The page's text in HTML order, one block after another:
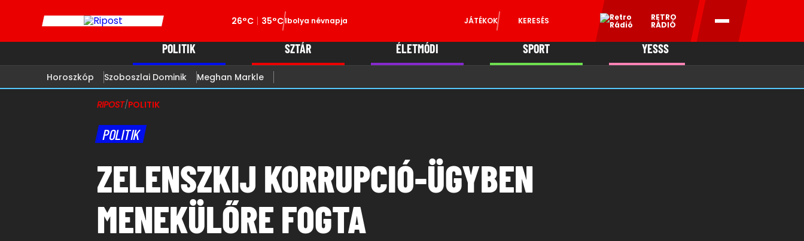
26°C 35°CIbolya névnapja JÁTÉKOK KERESÉS RETRO
RÁDIÓ
POLITIK SZTÁR ÉLETMÓDI SPORT YESSS
Horoszkóp Szoboszlai Dominik Meghan Markle
RIPOST/POLITIK
POLITIK
ZELENSZKIJ KORRUPCIÓ-ÜGYBEN
MENEKÜLŐRE FOGTA